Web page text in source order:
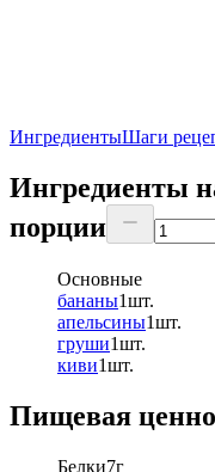
ИнгредиентыШаги
Ингредиенты
порции
Основные
бананы1шт.
апельсины1шт.
груши1шт.
киви1шт.
Пищевая
Белки7г